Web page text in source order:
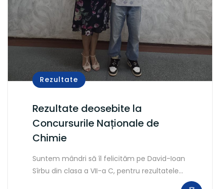
Rezultate
Rezultate deosebite la
Concursurile Naționale de
Chimie
Suntem mândri să îl felicităm pe David-Ioan
Sîrbu din clasa a VII-a C, pentru rezultatele…